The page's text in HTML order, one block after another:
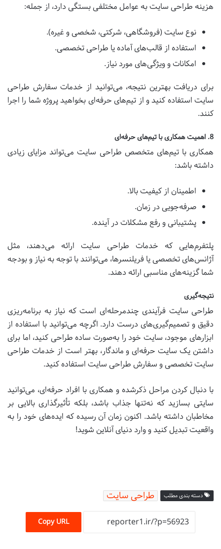
هزینه طراحی سایت به عوامل مختلفی بستگی دارد، از جمله:
نوع سایت (فروشگاهی، شرکتی، شخصی و غیره).
استفاده از قالب‌های آماده یا طراحی تخصصی.
امکانات و ویژگی‌های مورد نیاز.
برای دریافت بهترین نتیجه، می‌توانید از خدمات سفارش طراحی
سایت استفاده کنید و از تیم‌های حرفه‌ای بخواهید پروژه شما را اجرا
کنند.
8. اهمیت همکاری با تیم‌های حرفه‌ای
همکاری با تیم‌های متخصص طراحی سایت می‌تواند مزایای زیادی
داشته باشد:
اطمینان از کیفیت بالا.
صرفه‌جویی در زمان.
پشتیبانی و رفع مشکلات در آینده.
پلتفرم‌هایی که خدمات طراحی سایت ارائه می‌دهند، مثل
آژانس‌های تخصصی یا فریلنسرها، می‌توانند با توجه به نیاز و بودجه
شما گزینه‌های مناسبی ارائه دهند.
نتیجه‌گیری
طراحی سایت فرآیندی چندمرحله‌ای است که نیاز به برنامه‌ریزی
دقیق و تصمیم‌گیری‌های درست دارد. اگرچه می‌توانید با استفاده از
ابزارهای موجود، سایت خود را به‌صورت ساده طراحی کنید، اما برای
داشتن یک سایت حرفه‌ای و ماندگار، بهتر است از خدمات طراحی
سایت تخصصی و سفارش طراحی سایت استفاده کنید.
با دنبال کردن مراحل ذکرشده و همکاری با افراد حرفه‌ای، می‌توانید
سایتی بسازید که نه‌تنها جذاب باشد، بلکه تأثیرگذاری بالایی بر
مخاطبان داشته باشد. اکنون زمان آن رسیده که ایده‌های خود را به
واقعیت تبدیل کنید و وارد دنیای آنلاین شوید!
دسته بندی مطلب طراحی سایت
Copy URL